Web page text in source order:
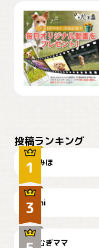
投稿ランキング
みほ
可愛い？
mi
🌻とむぎ！
むぎママ